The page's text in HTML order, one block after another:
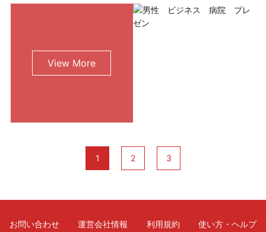
View More
1 2 3
お問い合わせ 運営会社情報 利用規約 使い方・ヘルプ